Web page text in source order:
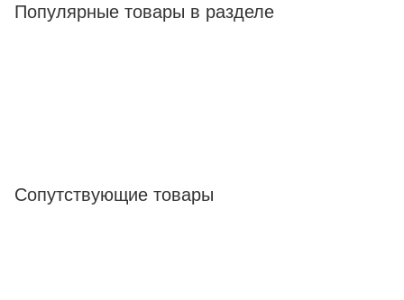
Популярные товары в разделе
Сопутствующие товары